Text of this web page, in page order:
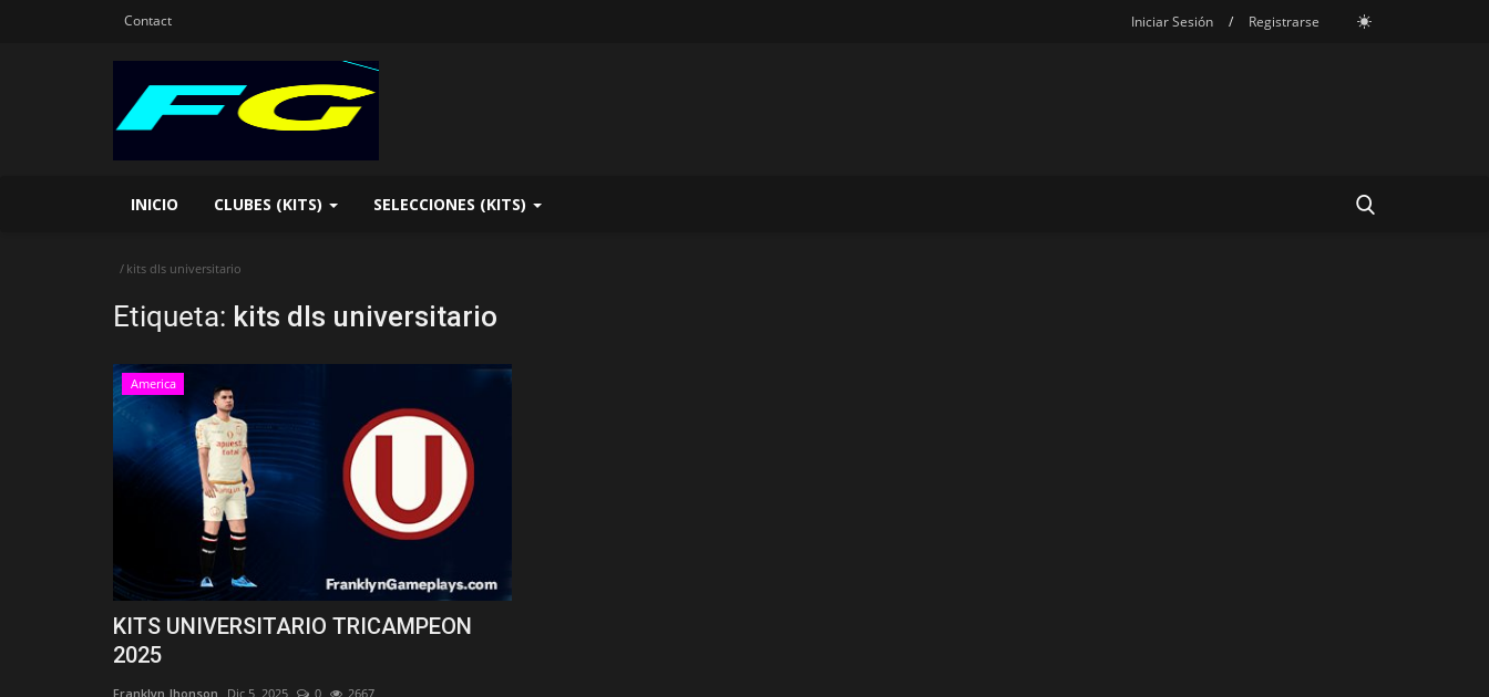
Contact Iniciar Sesión / Registrarse
INICIO CLUBES (KITS) SELECCIONES (KITS)
kits dls universitario
Etiqueta: kits dls universitario
America
KITS UNIVERSITARIO TRICAMPEON
2025
Franklyn Jhonson Dic 5, 2025 0 2667